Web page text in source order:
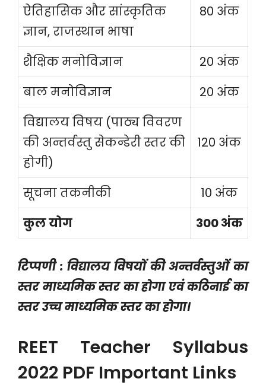
ऐतिहासिक और सांस्कृतिक
ज्ञान, राजस्थान भाषा
80 अंक
शैक्षिक मनोविज्ञान
20 अंक
बाल मनोविज्ञान
20 अंक
विद्यालय विषय (पाठ्य विवरण
की अन्तर्वस्तु सेकन्डेरी स्तर की
होगी)
120 अंक
सूचना तकनीकी
10 अंक
कुल योग
300 अंक
टिप्पणी : विद्यालय विषयों की अन्तर्वस्तुओं का
स्तर माध्यमिक स्तर का होगा एवं कठिनाई का
स्तर उच्च माध्यमिक स्तर का होगा।
REET Teacher Syllabus
2022 PDF Important Links